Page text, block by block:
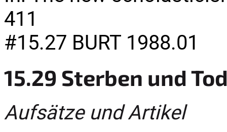
411
#15.27 BURT 1988.01
15.29 Sterben und
Aufsätze und Artikel